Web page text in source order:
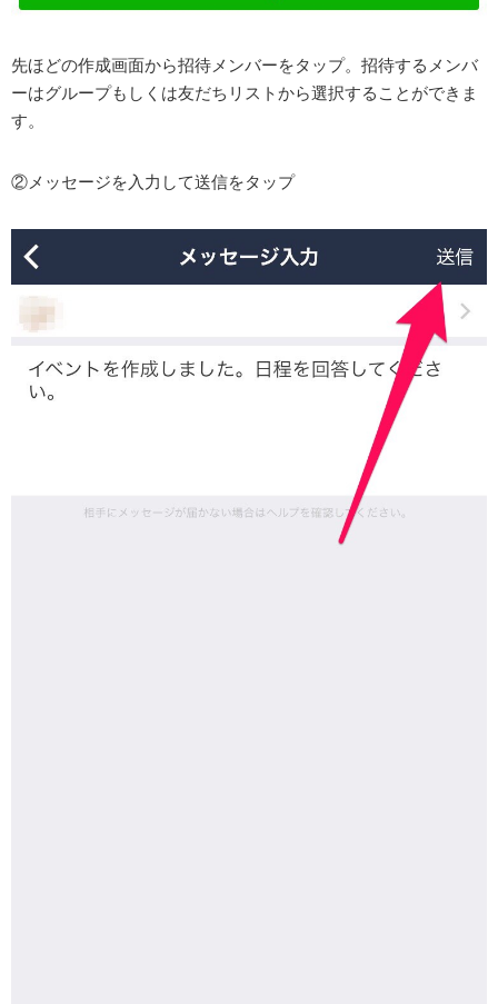
先ほどの作成画面から招待メンバーをタップ。招待するメンバ
ーはグループもしくは友だちリストから選択することができま
す。
②メッセージを入力して送信をタップ